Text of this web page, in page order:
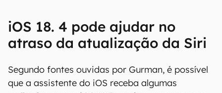
iOS 18. 4 pode ajudar no
atraso da atualização da Siri
Segundo fontes ouvidas por Gurman, é possível
que a assistente do iOS receba algumas